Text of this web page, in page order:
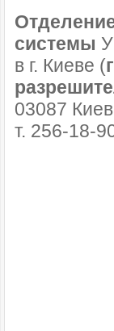
системы
в г. Киеве (
03087
т. 256-18-